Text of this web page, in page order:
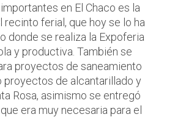
en El Chaco es la
recinto ferial, que hoy se lo ha
donde se realiza la Expoferia
y productiva. También se
proyectos de saneamiento
proyectos de alcantarillado y
Rosa, asimismo se entregó
era muy necesaria para el